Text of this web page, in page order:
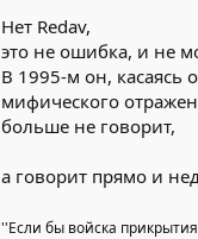
Нет Redav,
это не ошибка, и не
В 1995-м он, касаясь
мифического
больше не говорит,
а говорит прямо и
''Если бы войска